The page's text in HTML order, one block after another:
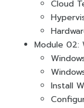
Cloud
Module 02:
Install